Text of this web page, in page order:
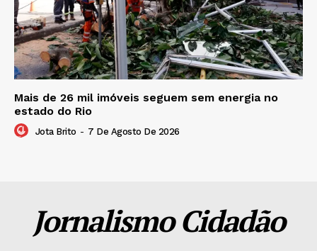
Mais de 26 mil imóveis seguem sem energia no
estado do Rio
Jota Brito - 7 De Agosto De 2026
Jornalismo Cidadão